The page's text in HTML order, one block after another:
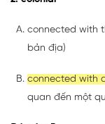
connected with
bản địa)
connected with
quan đến một